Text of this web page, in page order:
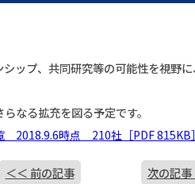
ップ、共同研究等の可能性を視野
なる拡充を図る予定です。
2018.9.6時点 210社［PDF 815KB］
＜＜ 前の記事 次の記事